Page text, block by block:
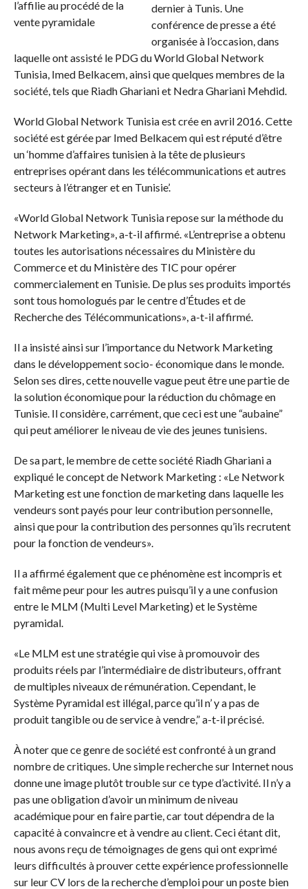
dernier à Tunis. Une
conférence de presse a été
organisée à l’occasion, dans
laquelle ont assisté le PDG du World Global Network
Tunisia, Imed Belkacem, ainsi que quelques membres de la
société, tels que Riadh Ghariani et Nedra Ghariani Mehdid.
World Global Network Tunisia est crée en avril 2016. Cette
société est gérée par Imed Belkacem qui est réputé d’être
un ‘homme d’affaires tunisien à la tête de plusieurs
entreprises opérant dans les télécommunications et autres
secteurs à l’étranger et en Tunisie’.
«World Global Network Tunisia repose sur la méthode du
Network Marketing», a-t-il affirmé. «L’entreprise a obtenu
toutes les autorisations nécessaires du Ministère du
Commerce et du Ministère des TIC pour opérer
commercialement en Tunisie. De plus ses produits importés
sont tous homologués par le centre d’Études et de
Recherche des Télécommunications», a-t-il affirmé.
Il a insisté ainsi sur l’importance du Network Marketing
dans le développement socio- économique dans le monde.
Selon ses dires, cette nouvelle vague peut être une partie de
la solution économique pour la réduction du chômage en
Tunisie. Il considère, carrément, que ceci est une “aubaine”
qui peut améliorer le niveau de vie des jeunes tunisiens.
De sa part, le membre de cette société Riadh Ghariani a
expliqué le concept de Network Marketing : «Le Network
Marketing est une fonction de marketing dans laquelle les
vendeurs sont payés pour leur contribution personnelle,
ainsi que pour la contribution des personnes qu’ils recrutent
pour la fonction de vendeurs».
Il a affirmé également que ce phénomène est incompris et
fait même peur pour les autres puisqu’il y a une confusion
entre le MLM (Multi Level Marketing) et le Système
pyramidal.
«Le MLM est une stratégie qui vise à promouvoir des
produits réels par l’intermédiaire de distributeurs, offrant
de multiples niveaux de rémunération. Cependant, le
Système Pyramidal est illégal, parce qu’il n’ y a pas de
produit tangible ou de service à vendre,” a-t-il précisé.
À noter que ce genre de société est confronté à un grand
nombre de critiques. Une simple recherche sur Internet nous
donne une image plutôt trouble sur ce type d’activité. Il n’y a
pas une obligation d’avoir un minimum de niveau
académique pour en faire partie, car tout dépendra de la
capacité à convaincre et à vendre au client. Ceci étant dit,
nous avons reçu de témoignages de gens qui ont exprimé
leurs difficultés à prouver cette expérience professionnelle
sur leur CV lors de la recherche d’emploi pour un poste bien